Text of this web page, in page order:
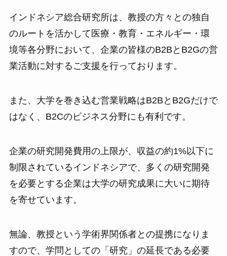
インドネシア総合研究所は、教授の方々との独自
のルートを活かして医療・教育・エネルギー・環
境等各分野において、企業の皆様のB2BとB2Gの営
業活動に対するご支援を行っております。
また、大学を巻き込む営業戦略はB2BとB2Gだけで
はなく、B2Cのビジネス分野にも有利です。
企業の研究開発費用の上限が、収益の約1%以下に
制限されているインドネシアで、多くの研究開発
を必要とする企業は大学の研究成果に大いに期待
を寄せています。
無論、教授という学術界関係者との提携になりま
すので、学問としての「研究」の延長である必要